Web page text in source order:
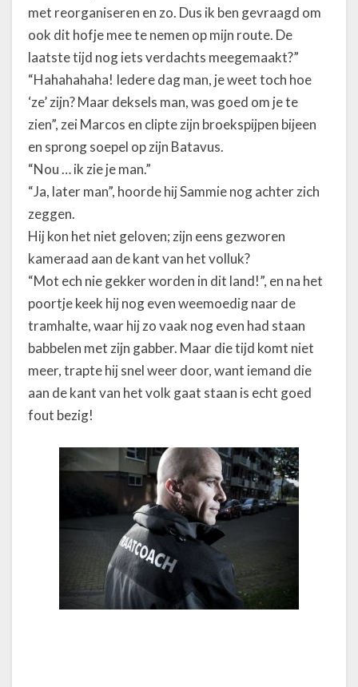
met reorganiseren en zo. Dus ik ben gevraagd om
ook dit hofje mee te nemen op mijn route. De
laatste tijd nog iets verdachts meegemaakt?”
“Hahahahaha! Iedere dag man, je weet toch hoe
‘ze’ zijn? Maar deksels man, was goed om je te
zien”, zei Marcos en clipte zijn broekspijpen bijeen
en sprong soepel op zijn Batavus.
“Nou … ik zie je man.”
“Ja, later man”, hoorde hij Sammie nog achter zich
zeggen.
Hij kon het niet geloven; zijn eens gezworen
kameraad aan de kant van het volluk?
“Mot ech nie gekker worden in dit land!”, en na het
poortje keek hij nog even weemoedig naar de
tramhalte, waar hij zo vaak nog even had staan
babbelen met zijn gabber. Maar die tijd komt niet
meer, trapte hij snel weer door, want iemand die
aan de kant van het volk gaat staan is echt goed
fout bezig!